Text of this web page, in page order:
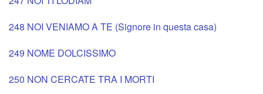
248 NOI VENIAMO A TE (Signore in questa casa)
249 NOME DOLCISSIMO
250 NON CERCATE TRA I MORTI